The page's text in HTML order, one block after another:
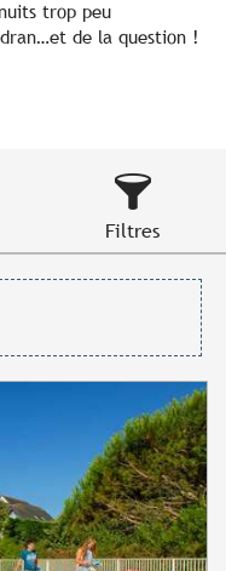
trop peu
de la question !
Filtres